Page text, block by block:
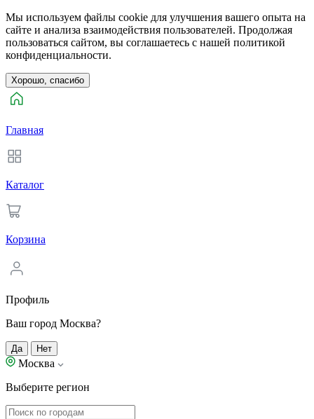
Мы используем файлы cookie для улучшения вашего опыта на
сайте и анализа взаимодействия пользователей. Продолжая
пользоваться сайтом, вы соглашаетесь с нашей политикой
конфиденциальности.
Хорошо, спасибо
Главная
Каталог
Корзина
Профиль
Ваш город Москва?
Да Нет
Москва
Выберите регион